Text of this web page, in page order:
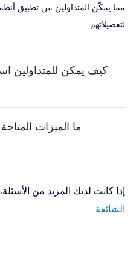
مما يمكّن المتداولين من تطبيق
لتفضيلاتهم.
إذا كانت لديك المزيد من
الشائعة